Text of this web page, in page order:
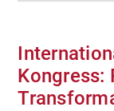
Kongress: